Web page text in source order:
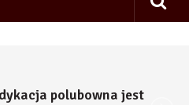
polubowna jest